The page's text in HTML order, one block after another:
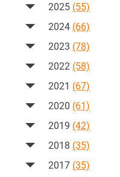
2025 (55)
2024 (66)
2023 (78)
2022 (58)
2021 (67)
2020 (61)
2019 (42)
2018 (35)
2017 (35)